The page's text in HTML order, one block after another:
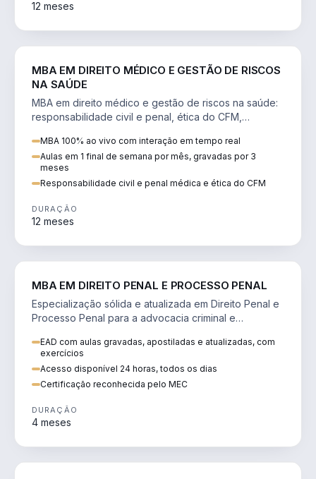
12 meses
MBA EM DIREITO MÉDICO E GESTÃO DE RISCOS
NA SAÚDE
MBA em direito médico e gestão de riscos na saúde:
responsabilidade civil e penal, ética do CFM,
MBA 100% ao vivo com interação em tempo real
Aulas em 1 final de semana por mês, gravadas por 3
meses
Responsabilidade civil e penal médica e ética do CFM
DURAÇÃO
12 meses
MBA EM DIREITO PENAL E PROCESSO PENAL
Especialização sólida e atualizada em Direito Penal e
Processo Penal para a advocacia criminal e
EAD com aulas gravadas, apostiladas e atualizadas, com
exercícios
Acesso disponível 24 horas, todos os dias
Certificação reconhecida pelo MEC
DURAÇÃO
4 meses